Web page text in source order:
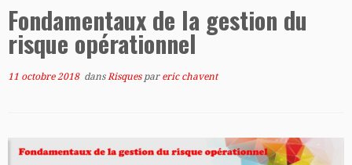
Fondamentaux de la gestion du
risque opérationnel
11 octobre 2018dansRisques par eric chavent